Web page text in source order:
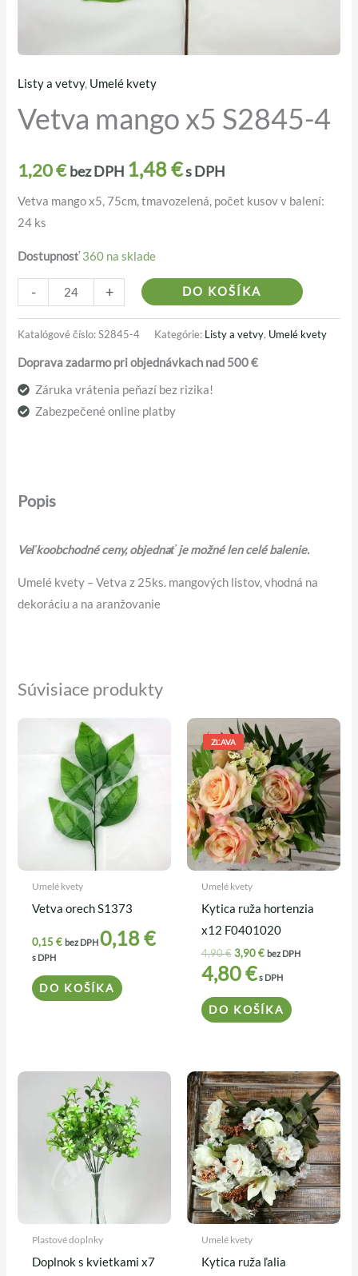
Listy a vetvy, Umelé kvety
Vetva mango x5 S2845-4
1,20€ bez DPH 1,48€s DPH
Vetva mango x5, 75cm, tmavozelená, počet kusov v balení:
24 ks
Dostupnosť 360 na sklade
-
množstvo
Vetva
mango
S2845-
4
+ DO KOŠÍKA
Katalógové číslo:S2845-4 Kategórie: Listy a vetvy, Umelé kvety
Doprava zadarmo pri objednávkach nad 500 €
Záruka vrátenia peňazí bez rizika!
Zabezpečené online platby
Popis
Veľkoobchodné ceny, objednať je možné len celé balenie.
Umelé kvety – Vetva z 25ks. mangových listov, vhodná na
dekoráciu a na aranžovanie
Súvisiace produkty
Umelé kvety
Vetva orech S1373
0,15€ bez DPH 0,18€
s DPH
DO KOŠÍKA
ZĽAVA
Umelé kvety
Kytica ruža hortenzia
x12 F0401020
4,90€
Pôvodná
cena
bola:
4,90 €.
3,90€
Aktuálna
cena
je:
3,90 €.
bez DPH
4,80€s DPH
DO KOŠÍKA
Plastové doplnky
Doplnok s kvietkami x7
Umelé kvety
Kytica ruža ľalia